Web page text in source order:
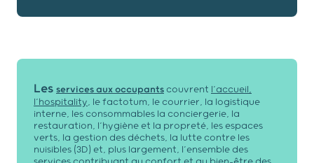
Les services aux occupants couvrent l’accueil,
l’hospitality, le factotum, le courrier, la logistique
interne, les consommables la conciergerie, la
restauration, l’hygiène et la propreté, les espaces
verts, la gestion des déchets, la lutte contre les
nuisibles (3D) et, plus largement, l’ensemble des